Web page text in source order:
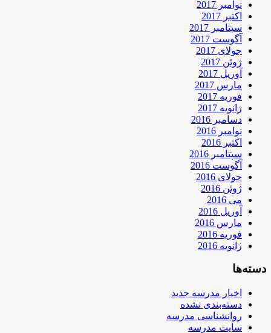
نوامبر 2017
اکتبر 2017
سپتامبر 2017
آگوست 2017
جولای 2017
ژوئن 2017
آوریل 2017
مارس 2017
فوریه 2017
ژانویه 2017
دسامبر 2016
نوامبر 2016
اکتبر 2016
سپتامبر 2016
آگوست 2016
جولای 2016
ژوئن 2016
می 2016
آوریل 2016
مارس 2016
فوریه 2016
ژانویه 2016
دسته‌ها
اخبار مدرسه جدید
دسته‌بندی نشده
روانشناسی مدرسه
سایت مدرسه